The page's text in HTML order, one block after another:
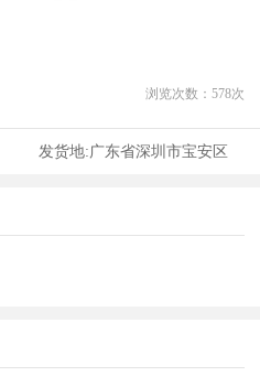
浏览次数： 578次
发货地:广东省深圳市宝安区